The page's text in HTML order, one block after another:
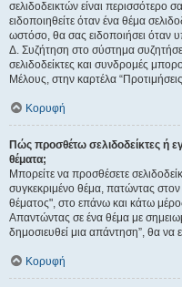
σελιδοδεικτών είναι περισσότερο
ειδοποιηθείτε όταν ένα θέμα
ωστόσο, θα σας ειδοποιήσει όταν
Δ. Συζήτηση στο σύστημα
σελιδοδείκτες και συνδρομές
Μέλους, στην καρτέλα
Κορυφή
Πώς προσθέτω σελιδοδείκτες ή
θέματα;
Μπορείτε να προσθέσετε
συγκεκριμένο θέμα, πατώντας
θέματος", στο επάνω και κάτω
Απαντώντας σε ένα θέμα με
δημοσιευθεί μια απάντηση”, θα να
Κορυφή